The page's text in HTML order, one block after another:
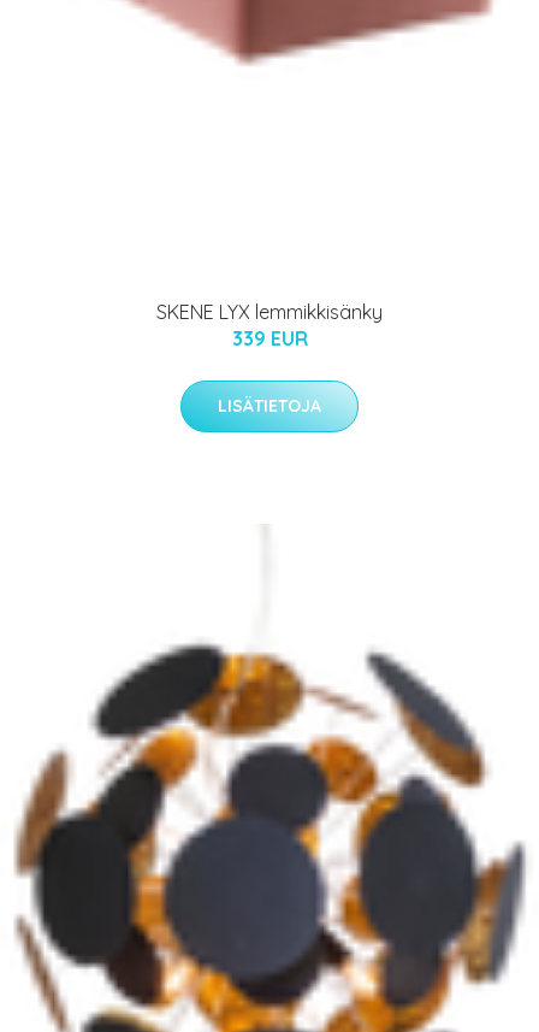
SKENE LYX lemmikkisänky
339 EUR
LISÄTIETOJA